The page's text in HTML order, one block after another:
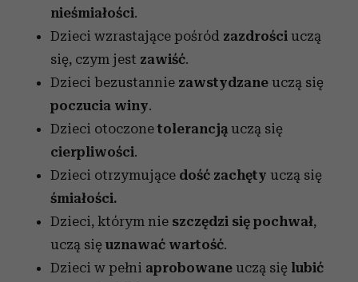
nieśmiałości.
Dzieci wzrastające pośród zazdrości uczą
się, czym jest zawiść.
Dzieci bezustannie zawstydzane uczą się
poczucia winy.
Dzieci otoczonetolerancją uczą się
cierpliwości.
Dzieci otrzymujące dość zachęty uczą się
śmiałości.
Dzieci, którym nie szczędzi się pochwał,
uczą się uznawać wartość.
Dzieci w pełni aprobowane uczą się lubić